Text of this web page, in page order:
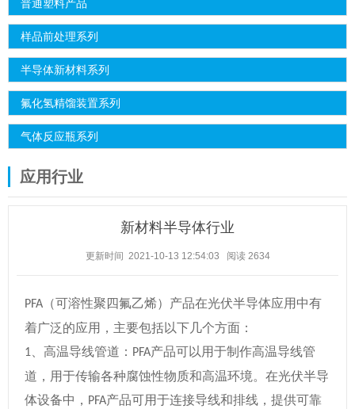
普通塑料产品
样品前处理系列
半导体新材料系列
氟化氢精馏装置系列
气体反应瓶系列
应用行业
新材料半导体行业
更新时间 2021-10-13 12:54:03 阅读 2634
PFA （可溶性聚四氟乙烯）产品在光伏半导体应用中有
着广泛的应用，主要包括以下几个方面：
1 高温导线管道： PFA产品可以用于制作高温导线管
道，用于传输各种腐蚀性物质和高温环境。在光伏半导
体设备中， PFA产品可用于连接导线和排线，提供可靠